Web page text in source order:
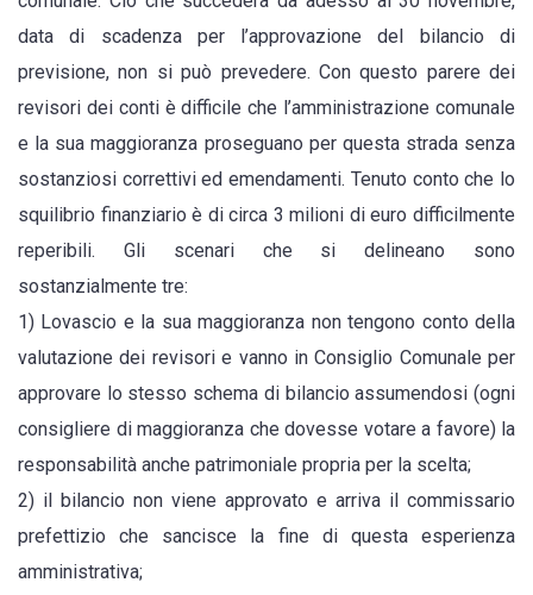
data di scadenza per l’approvazione del bilancio di
previsione, non si può prevedere. Con questo parere dei
revisori dei conti è difficile che l’amministrazione comunale
e la sua maggioranza proseguano per questa strada senza
sostanziosi correttivi ed emendamenti. Tenuto conto che lo
squilibrio finanziario è di circa 3 milioni di euro difficilmente
reperibili. Gli scenari che si delineano sono
sostanzialmente tre:
1) Lovascio e la sua maggioranza non tengono conto della
valutazione dei revisori e vanno in Consiglio Comunale per
approvare lo stesso schema di bilancio assumendosi (ogni
consigliere di maggioranza che dovesse votare a favore) la
responsabilità anche patrimoniale propria per la scelta;
2) il bilancio non viene approvato e arriva il commissario
prefettizio che sancisce la fine di questa esperienza
amministrativa;